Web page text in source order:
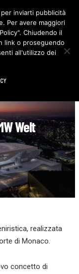
F
c
e
b
o
I
n
s
t
Welt
realizzata
di Monaco.
concetto di
inviarti pubblicità
Per avere maggiori
Chiudendo il
link o proseguendo
all'utilizzo dei